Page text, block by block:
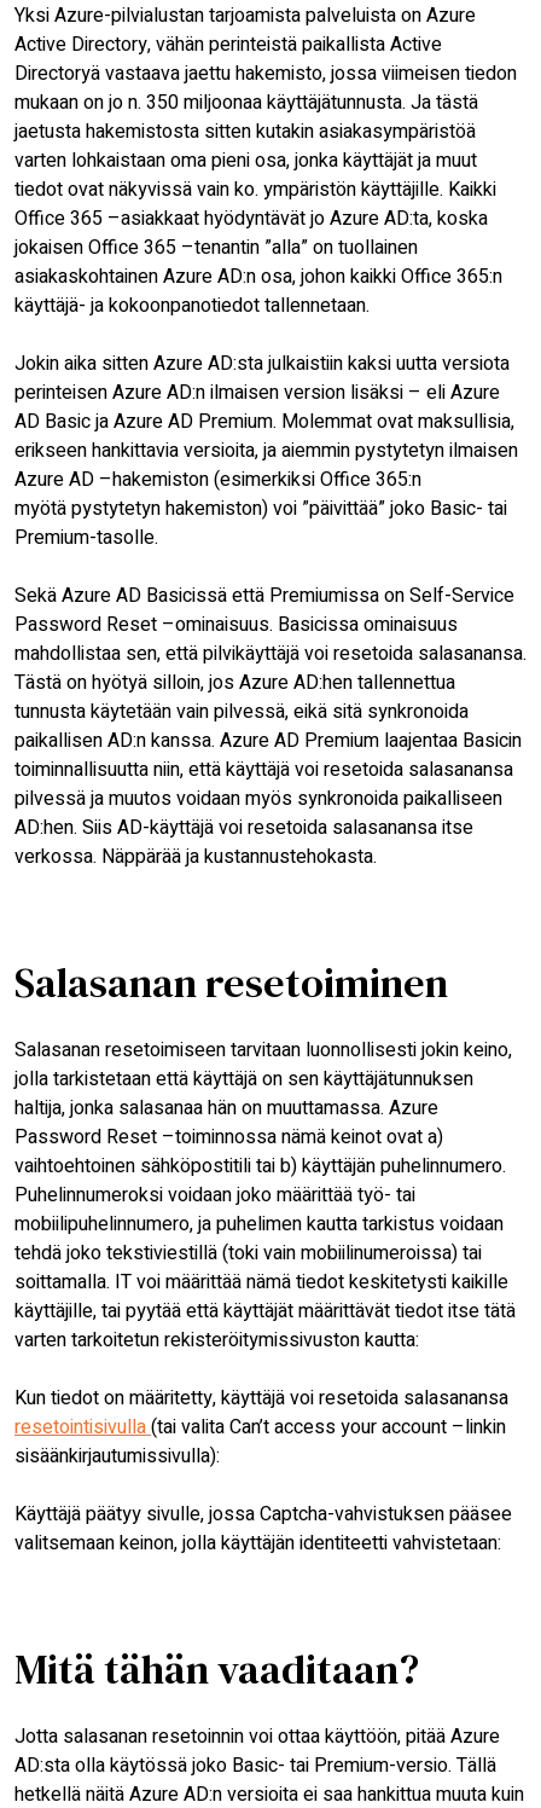
Yksi Azure-pilvialustan tarjoamista palveluista on Azure
Active Directory, vähän perinteistä paikallista Active
Directoryä vastaava jaettu hakemisto, jossa viimeisen tiedon
mukaan on jo n. 350 miljoonaa käyttäjätunnusta. Ja tästä
jaetusta hakemistosta sitten kutakin asiakasympäristöä
varten lohkaistaan oma pieni osa, jonka käyttäjät ja muut
tiedot ovat näkyvissä vain ko. ympäristön käyttäjille. Kaikki
Office 365 –asiakkaat hyödyntävät jo Azure AD:ta, koska
jokaisen Office 365 –tenantin ”alla” on tuollainen
asiakaskohtainen Azure AD:n osa, johon kaikki Office 365:n
käyttäjä- ja kokoonpanotiedot tallennetaan.
Jokin aika sitten Azure AD:sta julkaistiin kaksi uutta versiota
perinteisen Azure AD:n ilmaisen version lisäksi – eli Azure
AD Basic ja Azure AD Premium. Molemmat ovat maksullisia,
erikseen hankittavia versioita, ja aiemmin pystytetyn ilmaisen
Azure AD –hakemiston (esimerkiksi Office 365:n
myötä pystytetyn hakemiston) voi ”päivittää” joko Basic- tai
Premium-tasolle.
Sekä Azure AD Basicissä että Premiumissa on Self-Service
Password Reset –ominaisuus. Basicissa ominaisuus
mahdollistaa sen, että pilvikäyttäjä voi resetoida salasanansa.
Tästä on hyötyä silloin, jos Azure AD:hen tallennettua
tunnusta käytetään vain pilvessä, eikä sitä synkronoida
paikallisen AD:n kanssa. Azure AD Premium laajentaa Basicin
toiminnallisuutta niin, että käyttäjä voi resetoida salasanansa
pilvessä ja muutos voidaan myös synkronoida paikalliseen
AD:hen. Siis AD-käyttäjä voi resetoida salasanansa itse
verkossa. Näppärää ja kustannustehokasta.
Salasanan resetoiminen
Salasanan resetoimiseen tarvitaan luonnollisesti jokin keino,
jolla tarkistetaan että käyttäjä on sen käyttäjätunnuksen
haltija, jonka salasanaa hän on muuttamassa. Azure
Password Reset –toiminnossa nämä keinot ovat a)
vaihtoehtoinen sähköpostitili tai b) käyttäjän puhelinnumero.
Puhelinnumeroksi voidaan joko määrittää työ- tai
mobiilipuhelinnumero, ja puhelimen kautta tarkistus voidaan
tehdä joko tekstiviestillä (toki vain mobiilinumeroissa) tai
soittamalla. IT voi määrittää nämä tiedot keskitetysti kaikille
käyttäjille, tai pyytää että käyttäjät määrittävät tiedot itse tätä
varten tarkoitetun rekisteröitymissivuston kautta:
Kun tiedot on määritetty, käyttäjä voi resetoida salasanansa
resetointisivulla(tai valita Can’t access your account –linkin
sisäänkirjautumissivulla):
Käyttäjä päätyy sivulle, jossa Captcha-vahvistuksen pääsee
valitsemaan keinon, jolla käyttäjän identiteetti vahvistetaan:
Mitä tähän vaaditaan?
Jotta salasanan resetoinnin voi ottaa käyttöön, pitää Azure
AD:sta olla käytössä joko Basic- tai Premium-versio. Tällä
hetkellä näitä Azure AD:n versioita ei saa hankittua muuta kuin